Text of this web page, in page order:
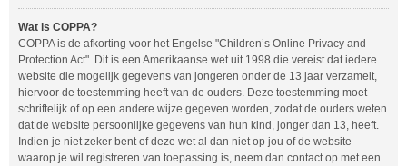
Wat is COPPA?
COPPA is de afkorting voor het Engelse "Children’s Online Privacy and
Protection Act". Dit is een Amerikaanse wet uit 1998 die vereist dat iedere
website die mogelijk gegevens van jongeren onder de 13 jaar verzamelt,
hiervoor de toestemming heeft van de ouders. Deze toestemming moet
schriftelijk of op een andere wijze gegeven worden, zodat de ouders weten
dat de website persoonlijke gegevens van hun kind, jonger dan 13, heeft.
Indien je niet zeker bent of deze wet al dan niet op jou of de website
waarop je wil registreren van toepassing is, neem dan contact op met een